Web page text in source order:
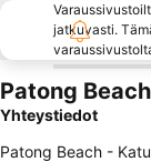
jatkuvasti.
Patong
Yhteystiedot
Patong Beach - Katu